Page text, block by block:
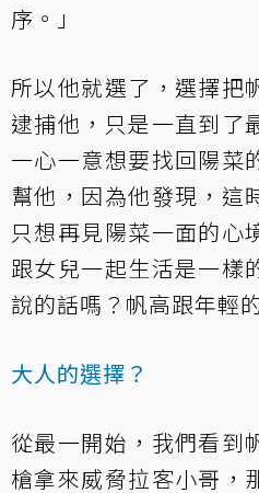
序。」
所以他就選了，選擇把
逮捕他，只是一直到了
一心一意想要找回陽菜
幫他，因為他發現，這
只想再見陽菜一面的心
跟女兒一起生活是一樣
說的話嗎？帆高跟年輕
大人的選擇？
從最一開始，我們看到
槍拿來威脅拉客小哥，